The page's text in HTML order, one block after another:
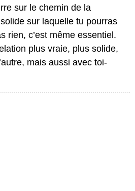
sur le chemin de la
sur laquelle tu pourras
rien, c’est même essentiel.
plus vraie, plus solide,
mais aussi avec toi-